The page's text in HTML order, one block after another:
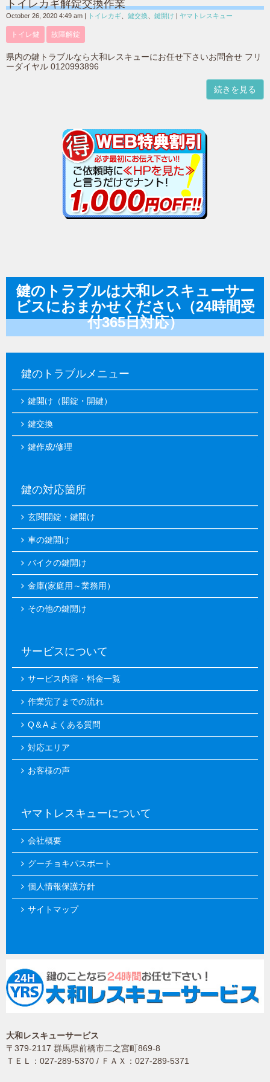
トイレカギ解錠交換作業
October 26, 2020 4:49 am | トイレカギ 鍵交換 鍵開け | ヤマトレスキュー
トイレ鍵 故障解錠
県内の鍵トラブルなら大和レスキューにお任せ下さいお問合せ フリ
ーダイヤル 0120993896
続きを見る
鍵のトラブルは大和レスキューサー
ビスにおまかせください（24時間受
付365日対応）
鍵のトラブルメニュー
鍵開け（開錠・開鍵）
鍵交換
鍵作成/修理
鍵の対応箇所
玄関開錠・鍵開け
車の鍵開け
バイクの鍵開け
金庫(家庭用～業務用）
その他の鍵開け
サービスについて
サービス内容・料金一覧
作業完了までの流れ
Q＆A よくある質問
対応エリア
お客様の声
ヤマトレスキューについて
会社概要
グーチョキパスポート
個人情報保護方針
サイトマップ
大和レスキューサービス
〒379-2117 群馬県前橋市二之宮町869-8
ＴＥＬ：027-289-5370 / ＦＡＸ：027-289-5371